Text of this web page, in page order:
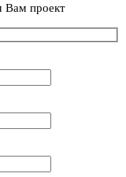
Вам проект